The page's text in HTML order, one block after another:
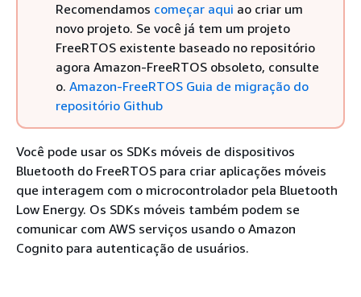
Recomendamos começar aqui ao criar um
novo projeto. Se você já tem um projeto
FreeRTOS existente baseado no repositório
agora Amazon-FreeRTOS obsoleto, consulte
o. Amazon-FreeRTOS Guia de migração do
repositório Github
Você pode usar os SDKs móveis de dispositivos
Bluetooth do FreeRTOS para criar aplicações móveis
que interagem com o microcontrolador pela Bluetooth
Low Energy. Os SDKs móveis também podem se
comunicar com AWS serviços usando o Amazon
Cognito para autenticação de usuários.